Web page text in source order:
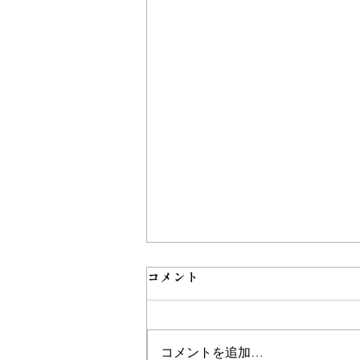
コメント
コメントを追加…